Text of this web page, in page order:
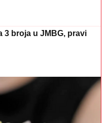
3 broja u JMBG, pravi